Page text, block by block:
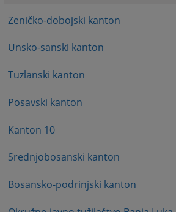
Zeničko-dobojski kanton
Unsko-sanski kanton
Tuzlanski kanton
Posavski kanton
Kanton 10
Srednjobosanski kanton
Bosansko-podrinjski kanton